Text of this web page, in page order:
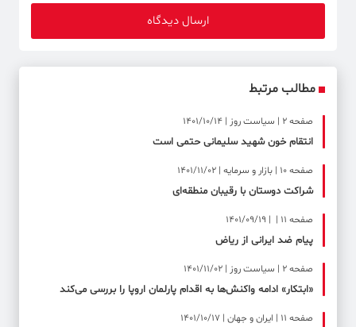
مطالب مرتبط
صفحه ۲ | سیاست روز | 1401/10/14
انتقام خون شهید سلیمانی حتمی است
صفحه ۱۰ | بازار و سرمایه | 1401/11/02
شراکت دوستان با رقیبان منطقه‌ای
صفحه ۱۱ | | 1401/09/19
پیام ضد ایرانی از ریاض
صفحه ۲ | سیاست روز | 1401/11/02
«ابتکار» ادامه واکنش‌ها به اقدام پارلمان اروپا را بررسی می‌کند
صفحه ۱۱ | ایران و جهان | 1401/10/17